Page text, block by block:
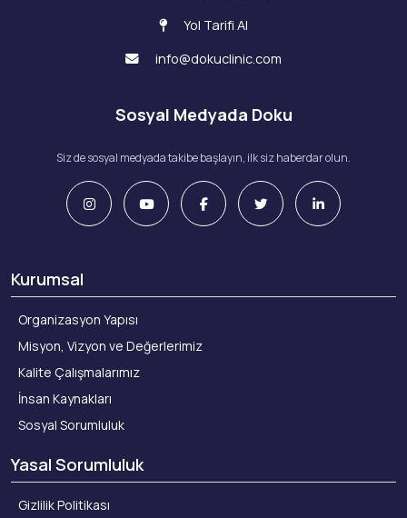
Yol Tarifi Al
info@dokuclinic.com
Sosyal Medyada Doku
Siz de sosyal medyada takibe başlayın, ilk siz haberdar olun.
Kurumsal
Organizasyon Yapısı
Misyon, Vizyon ve Değerlerimiz
Kalite Çalışmalarımız
İnsan Kaynakları
Sosyal Sorumluluk
Yasal Sorumluluk
Gizlilik Politikası